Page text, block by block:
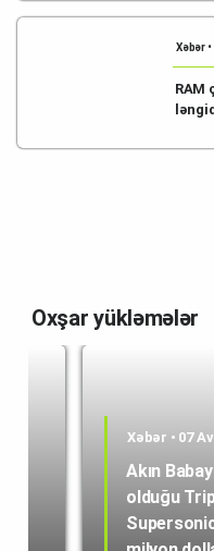
Xəbər
RAM
Oxşar yükləmələr
Xəbər • 07
Akın
olduğu